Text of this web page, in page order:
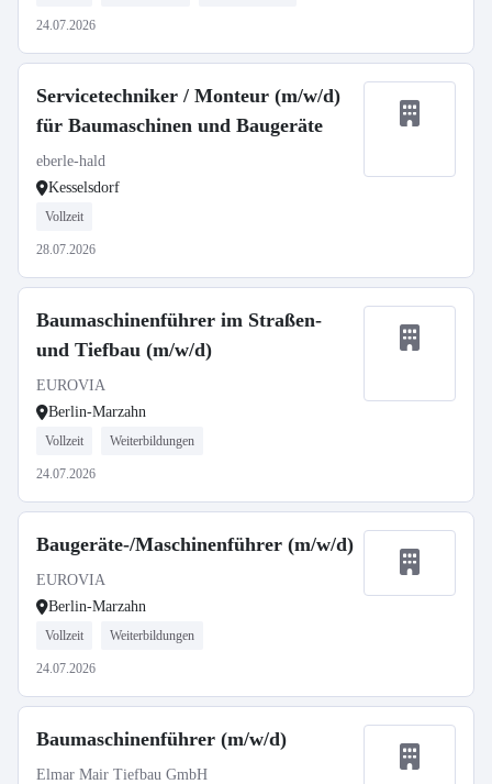
24.07.2026
Servicetechniker / Monteur (m/w/d)
für Baumaschinen und Baugeräte
eberle-hald
Kesselsdorf
Vollzeit
28.07.2026
Baumaschinenführer im Straßen-
und Tiefbau (m/w/d)
EUROVIA
Berlin-Marzahn
Vollzeit Weiterbildungen
24.07.2026
Baugeräte-/Maschinenführer (m/w/d)
EUROVIA
Berlin-Marzahn
Vollzeit Weiterbildungen
24.07.2026
Baumaschinenführer (m/w/d)
Elmar Mair Tiefbau GmbH